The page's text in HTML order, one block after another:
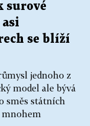
surové
asi
se blíží
jednoho z
model ale bývá
směs státních
mnohem